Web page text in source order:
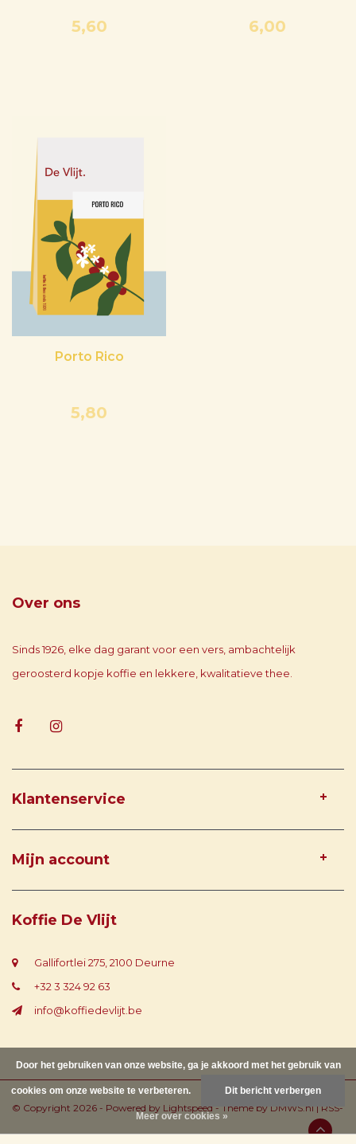
5,60 6,00
Porto Rico
5,80
Over ons
Sinds 1926, elke dag garant voor een vers, ambachtelijk
geroosterd kopje koffie en lekkere, kwalitatieve thee.
Klantenservice
Mijn account
Koffie De Vlijt
Gallifortlei 275, 2100 Deurne
+32 3 324 92 63
info@koffiedevlijt.be
© Copyright 2026 - Powered by Lightspeed - Theme by DMWS.nl | RSS-
Door het gebruiken van onze website, ga je akkoord met het gebruik van
cookies om onze website te verbeteren. Dit bericht verbergen
Meer over cookies »